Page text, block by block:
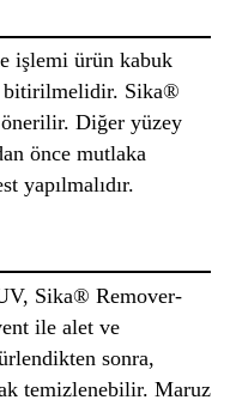
işlemi ürün kabuk
bitirilmelidir. Sika®
Diğer yüzey
önce mutlaka
yapılmalıdır.
Sika® Remover-
ile alet ve
sonra,
temizlenebilir. Maruz